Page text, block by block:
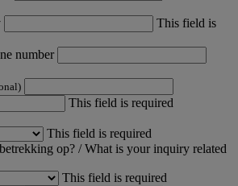
This field is
number
This field is required
This field is required
op? / What is your inquiry related
This field is required